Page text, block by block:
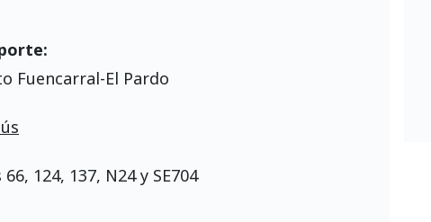
Fuencarral-El Pardo
66, 124, 137, N24 y SE704